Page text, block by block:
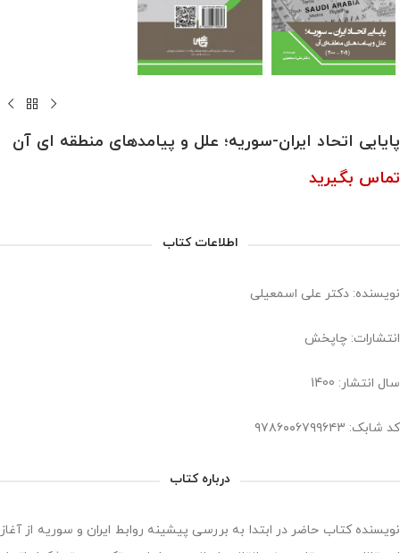
پایایی اتحاد ایران-سوریه؛ علل و پیامدهای منطقه‌ ای آن
تماس بگیرید
اطلاعات کتاب
نویسنده: دکتر علی اسمعیلی
انتشارات: چاپخش
سال انتشار: 1400
کد شابک: ۹۷۸۶۰۰۶۷۹۹۶۴۳
درباره کتاب
نویسنده کتاب حاضر در ابتدا به بررسی پیشینه روابط ایران و سوریه از آغاز